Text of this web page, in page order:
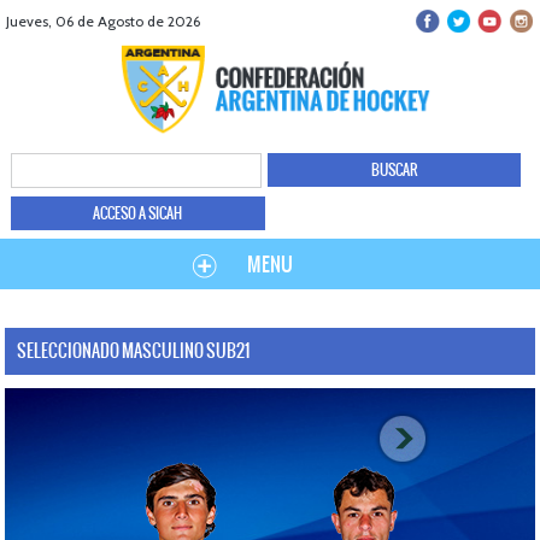
Jueves, 06 de Agosto de 2026
ACCESO A SICAH
MENU
SELECCIONADO MASCULINO SUB21